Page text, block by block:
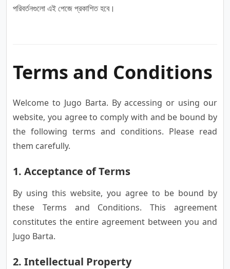
পরিবর্তনগুলো এই পেজে প্রকাশিত হবে।
Terms and Conditions
Welcome to Jugo Barta. By accessing or using our
website, you agree to comply with and be bound by
the following terms and conditions. Please read
them carefully.
1. Acceptance of Terms
By using this website, you agree to be bound by
these Terms and Conditions. This agreement
constitutes the entire agreement between you and
Jugo Barta.
2. Intellectual Property